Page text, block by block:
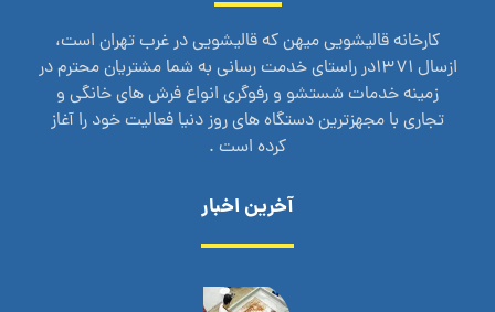
کارخانه قالیشویی میهن که قالیشویی در غرب تهران است،
ازسال 1371در راستای خدمت رسانی به شما مشتریان محترم در
زمینه خدمات شستشو و رفوگری انواع فرش های خانگی و
تجاری با مجهزترین دستگاه های روز دنیا فعالیت خود را آغاز
کرده است .
آخرین اخبار